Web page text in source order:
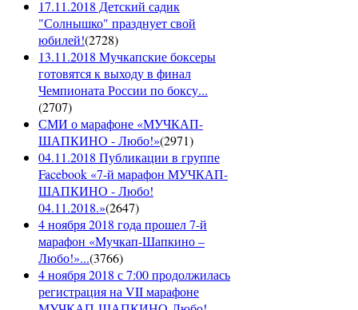
17.11.2018 Детский садик
"Солнышко" празднует свой
юбилей!(2728)
13.11.2018 Мучкапские боксеры
готовятся к выходу в финал
Чемпионата России по боксу...
(2707)
СМИ о марафоне «МУЧКАП-
ШАПКИНО - Любо!»(2971)
04.11.2018 Публикации в группе
Facebook «7-й марафон МУЧКАП-
ШАПКИНО - Любо!
04.11.2018.»(2647)
4 ноября 2018 года прошел 7-й
марафон «Мучкап-Шапкино –
Любо!»...(3766)
4 ноября 2018 с 7:00 продолжилась
регистрация на VII марафоне